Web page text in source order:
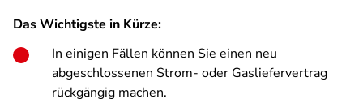
Das Wichtigste in Kürze:
In einigen Fällen können Sie einen neu
abgeschlossenen Strom- oder Gasliefervertrag
rückgängig machen.